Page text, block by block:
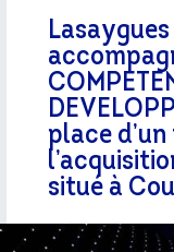
place
situé à